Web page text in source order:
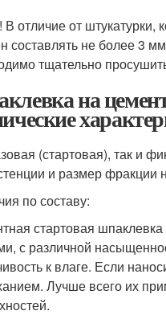
В отличие от штукатурки,
составлять не более 3
тщательно
на
(стартовая), так и
и размер фракции
по составу:
стартовая
с различной
к влаге. Если
Лучше всего их